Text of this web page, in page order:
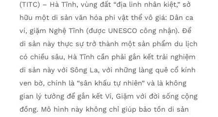
(TITC) – Hà Tĩnh, vùng đất “địa linh nhân kiệt,” sở
hữu một di sản văn hóa phi vật thể vô giá: Dân ca
ví, giặm Nghệ Tĩnh (được UNESCO công nhận). Để
di sản này thực sự trở thành một sản phẩm du lịch
có chiều sâu, Hà Tĩnh cần phải gắn kết trải nghiệm
di sản này với Sông La, với những làng quê cổ kính
ven bờ, chính là “sân khấu tự nhiên” và là không
gian lý tưởng để gắn kết Ví, Giặm với đời sống cộng
đồng. Mô hình này không chỉ giúp bảo tồn di sản